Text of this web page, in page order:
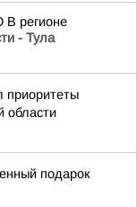
В регионе
- Тула
приоритеты
области
подарок